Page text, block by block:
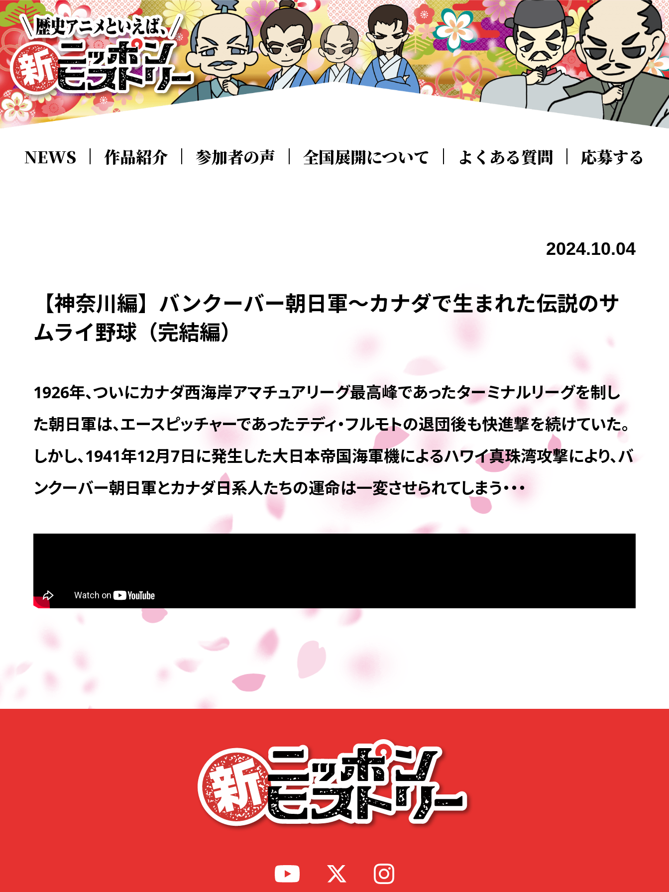
NEWS 作品紹介 参加者の声 全国展開について よくある質問 応募する
2024.10.04
【神奈川編】バンクーバー朝日軍～カナダで生まれた伝説のサ
ムライ野球（完結編）
1926年、ついにカナダ西海岸アマチュアリーグ最高峰であったターミナルリーグを制し
た朝日軍は、エースピッチャーであったテディ・フルモトの退団後も快進撃を続けていた。
しかし、1941年12月7日に発生した大日本帝国海軍機によるハワイ真珠湾攻撃により、バ
ンクーバー朝日軍とカナダ日系人たちの運命は一変させられてしまう・・・